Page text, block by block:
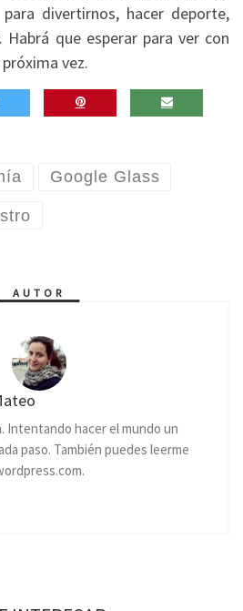
divertirnos, hacer deporte,
Habrá que esperar para ver con
vez.
Google Glass
AUTOR
Intentando hacer el mundo un
paso. También puedes leerme